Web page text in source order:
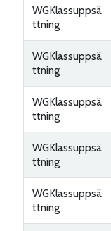
WGKlassuppsä
ttning
WGKlassuppsä
ttning
WGKlassuppsä
ttning
WGKlassuppsä
ttning
WGKlassuppsä
ttning